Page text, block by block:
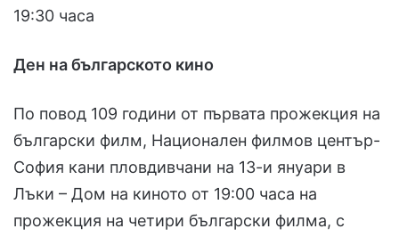
19:30 часа
Ден на българското кино
По повод 109 години от първата прожекция на
български филм, Национален филмов център-
София кани пловдивчани на 13-и януари в
Лъки – Дом на киното от 19:00 часа на
прожекция на четири български филма, с